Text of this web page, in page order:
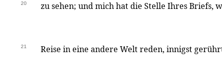
20 zu sehen; und mich hat die Stelle Ihres Briefs,
21 Reise in eine andere Welt reden, innigst